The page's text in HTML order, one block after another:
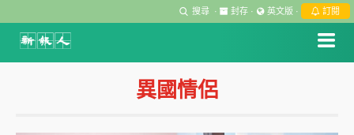
搜尋 · 封存 · 英文版 · 訂閱
異國情侶